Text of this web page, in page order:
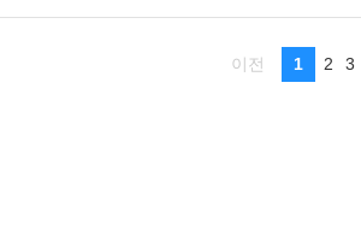
이전 1 2 3